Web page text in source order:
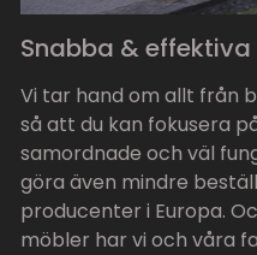
Snabba &
Vi tar hand om allt från
så att du kan fokusera
samordnade och väl
göra även mindre
producenter i Europa.
möbler har vi och våra